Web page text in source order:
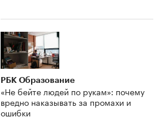
РБК Образование
«Не бейте людей по рукам»: почему
вредно наказывать за промахи и
ошибки